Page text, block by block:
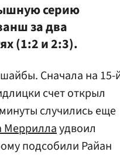
серию
за два
(1:2 и 2:3).
Сначала на 15-
счет открыл
случились еще
Мерриллаудвоил
подсобили Райан